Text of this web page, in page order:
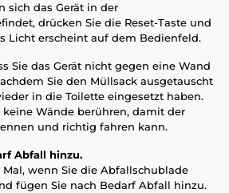
sich das Gerät in der
drücken Sie die Reset-Taste und
Licht erscheint auf dem Bedienfeld.
Sie das Gerät nicht gegen eine Wand
Sie den Müllsack ausgetauscht
in die Toilette eingesetzt haben.
Wände berühren, damit der
und richtig fahren kann.
Abfall hinzu.
Mal, wenn Sie die Abfallschublade
fügen Sie nach Bedarf Abfall hinzu.